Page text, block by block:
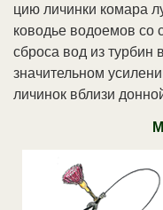
цию ли­чин­ки ко­ма­ра
ко­во­дье во­до­емов со
сбро­са вод из
зна­чи­тель­ном
ли­чи­нок вбли­зи